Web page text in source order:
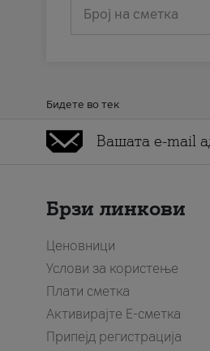
Број на сметка
Бидете во тек
Брзи линкови
Ценовници
Услови за користење
Плати сметка
Активирајте Е-сметка
Припејд регистрација